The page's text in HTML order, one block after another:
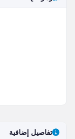
تفاصيل إضافية